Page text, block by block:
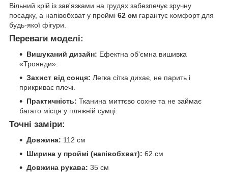
Вільний крій із зав'язками на грудях забезпечує зручну
посадку, а напівобхват у проймі 62 см гарантує комфорт для
будь-якої фігури.
Переваги моделі:
Вишуканий дизайн: Ефектна об'ємна вишивка
«Троянди».
Захист від сонця: Легка сітка дихає, не парить і
прикриває плечі.
Практичність: Тканина миттєво сохне та не займає
багато місця у пляжній сумці.
Точні заміри:
Довжина: 112 см
Ширина у проймі (напівобхват): 62 см
Довжина рукава: 35 см